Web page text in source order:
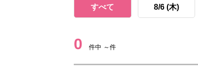
すべて 8/6 (木)
0 件中 ～件